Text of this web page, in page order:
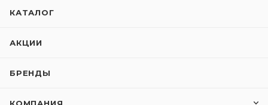
КАТАЛОГ
АКЦИИ
БРЕНДЫ